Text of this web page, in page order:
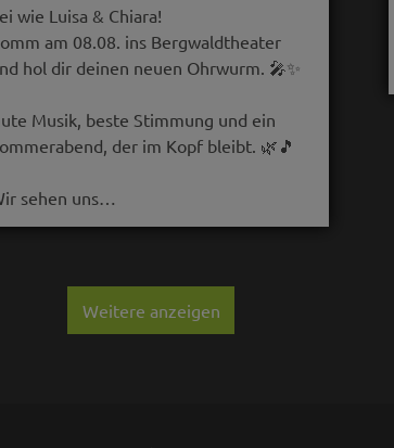
wie Luisa & Chiara!
am 08.08. ins Bergwaldtheater
hol dir deinen neuen Ohrwurm. 🎤✨
Musik, beste Stimmung und ein
der im Kopf bleibt. 🌿🎵
sehen uns…
Weitere anzeigen